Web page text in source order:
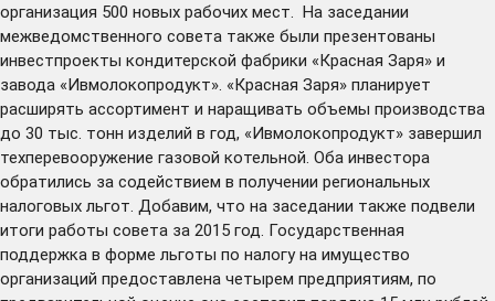
организация 500 новых рабочих мест. На заседании
межведомственного совета также были презентованы
инвестпроекты кондитерской фабрики «Красная Заря» и
завода «Ивмолокопродукт». «Красная Заря» планирует
расширять ассортимент и наращивать объемы производства
до 30 тыс. тонн изделий в год, «Ивмолокопродукт» завершил
техперевооружение газовой котельной. Оба инвестора
обратились за содействием в получении региональных
налоговых льгот. Добавим, что на заседании также подвели
итоги работы совета за 2015 год. Государственная
поддержка в форме льготы по налогу на имущество
организаций предоставлена четырем предприятиям, по